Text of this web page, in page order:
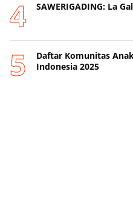
SAWERIGADING: La
Daftar Komunitas
Indonesia 2025